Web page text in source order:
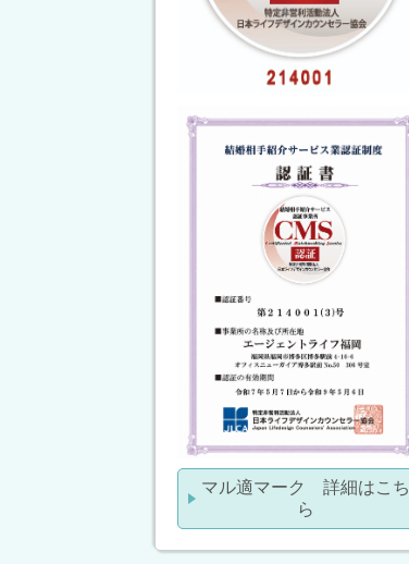
マル適マーク 詳細はこち
ら